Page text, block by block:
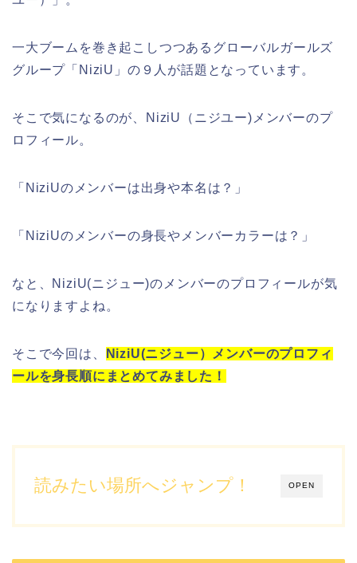
一大ブームを巻き起こしつつあるグローバルガールズ
グループ「 NiziU 」の ９人 が話題となっています。
そこで気になるのが、 NiziU（ニジユー)メンバーのプ
ロフィール。
「 NiziUのメンバーは出身や本名は？ 」
「 NiziUのメンバーの身長やメンバーカラーは？ 」
なと、 NiziU(ニジュー)のメンバーのプロフィールが気
になりますよね。
そこで今回は、 NiziU(ニジュー）メンバーのプロフィ
ールを身長順にまとめてみました！
OPEN
読みたい場所へジャンプ！